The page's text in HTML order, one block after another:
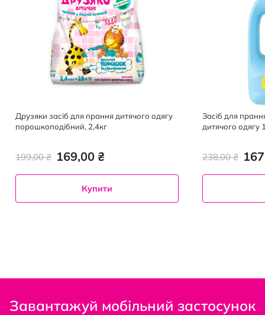
Друзяки засіб для прання дитячого одягу
порошкоподібний, 2,4кг
169,00 ₴
199,00 ₴
Купити
Засіб для
дитячого одягу
238,00 ₴
Завантажуй мобільний застосунок